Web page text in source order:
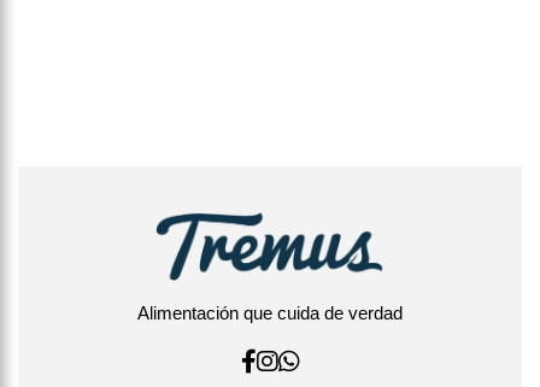
Alimentación que cuida de verdad